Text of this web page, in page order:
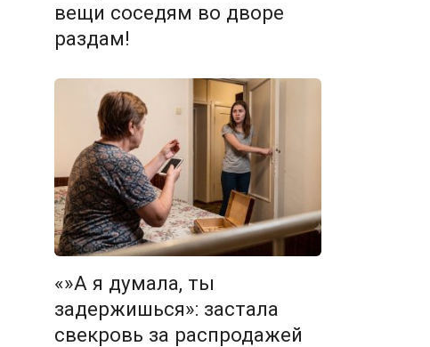
вещи соседям во дворе
раздам!
«»А я думала, ты
задержишься»: застала
свекровь за распродажей